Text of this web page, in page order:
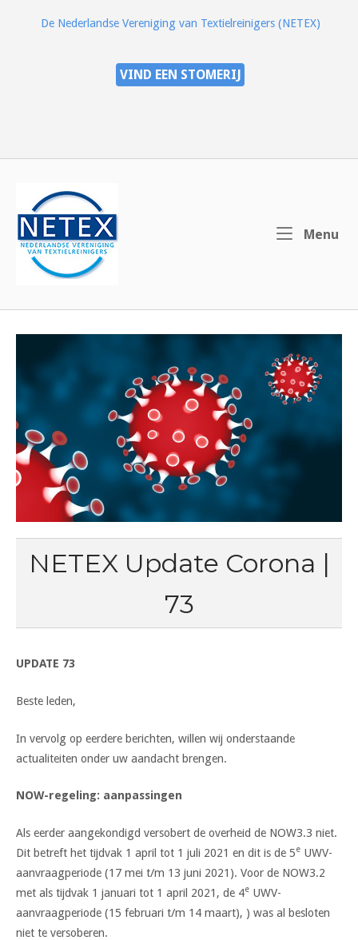
De Nederlandse Vereniging van Textielreinigers (NETEX)
VIND EEN STOMERIJ
Menu
NETEX Update Corona |
73
UPDATE 73
Beste leden,
In vervolg op eerdere berichten, willen wij onderstaande
actualiteiten onder uw aandacht brengen.
NOW-regeling: aanpassingen
Als eerder aangekondigd versobert de overheid de NOW3.3 niet.
Dit betreft het tijdvak 1 april tot 1 juli 2021 en dit is de 5e UWV-
aanvraagperiode (17 mei t/m 13 juni 2021). Voor de NOW3.2
met als tijdvak 1 januari tot 1 april 2021, de 4e UWV-
aanvraagperiode (15 februari t/m 14 maart), ) was al besloten
niet te versoberen.